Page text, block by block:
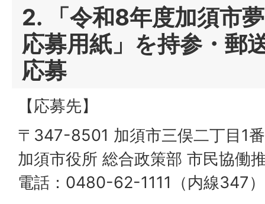
2. 「令和8年度加須市
応募用紙」を持参・郵
応募
【応募先】
〒347-8501 加須市三俣二丁目1
加須市役所 総合政策部 市民協働
電話：0480-62-1111（内線347）